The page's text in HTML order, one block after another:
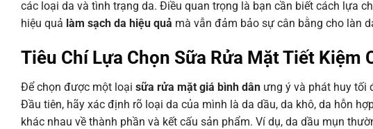
các loại da và tình trạng da. Điều quan trọng là bạn cần biết cách lựa
hiệu quả làm sạch da hiệu quả mà vẫn đảm bảo sự cân bằng cho làn
Tiêu Chí Lựa Chọn Sữa Rửa Mặt Tiết Kiệm
Để chọn được một loại sữa rửa mặt giá bình dân ưng ý và phát huy tối
Đầu tiên, hãy xác định rõ loại da của mình là da dầu, da khô, da hỗn
khác nhau về thành phần và kết cấu sản phẩm. Ví dụ, da dầu mụn